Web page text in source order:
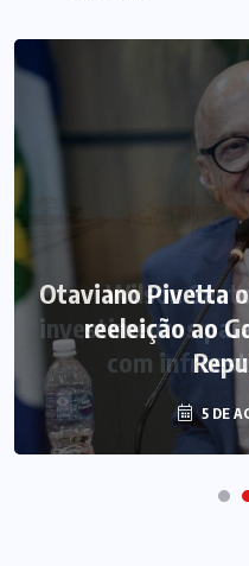
Otaviano Pivetta
reeleição ao
5 DE